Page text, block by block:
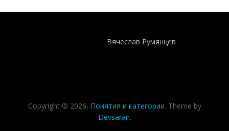
Вячеслав Румянцев
Copyright © 2026, Понятия и категории. Theme by
Devsaran.